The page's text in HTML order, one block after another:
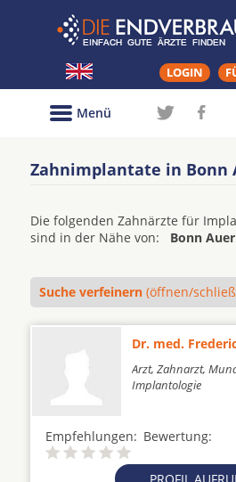
LOGIN
Menü
Zahnimplantate in Bonn
Die folgenden Zahnärzte für
sind in der Nähe von: Bonn
Suche verfeinern (öffnen/
Dr. med.
Arzt, Zahnarzt,
Implantologie
Empfehlungen: Bewertung: